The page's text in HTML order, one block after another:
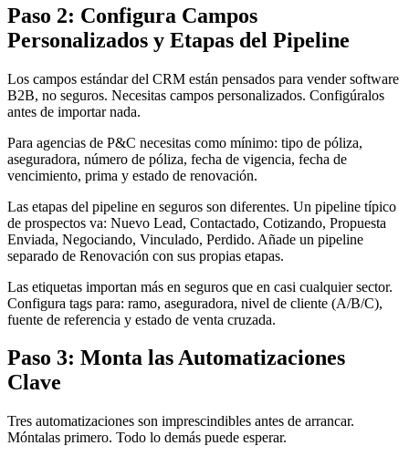
Paso 2: Configura Campos
Personalizados y Etapas del Pipeline
Los campos estándar del CRM están pensados para vender software
B2B, no seguros. Necesitas campos personalizados. Configúralos
antes de importar nada.
Para agencias de P&C necesitas como mínimo: tipo de póliza,
aseguradora, número de póliza, fecha de vigencia, fecha de
vencimiento, prima y estado de renovación.
Las etapas del pipeline en seguros son diferentes. Un pipeline típico
de prospectos va: Nuevo Lead, Contactado, Cotizando, Propuesta
Enviada, Negociando, Vinculado, Perdido. Añade un pipeline
separado de Renovación con sus propias etapas.
Las etiquetas importan más en seguros que en casi cualquier sector.
Configura tags para: ramo, aseguradora, nivel de cliente (A/B/C),
fuente de referencia y estado de venta cruzada.
Paso 3: Monta las Automatizaciones
Clave
Tres automatizaciones son imprescindibles antes de arrancar.
Móntalas primero. Todo lo demás puede esperar.